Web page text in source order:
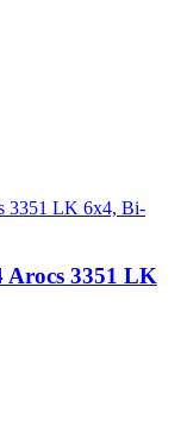
Arocs 3351 LK